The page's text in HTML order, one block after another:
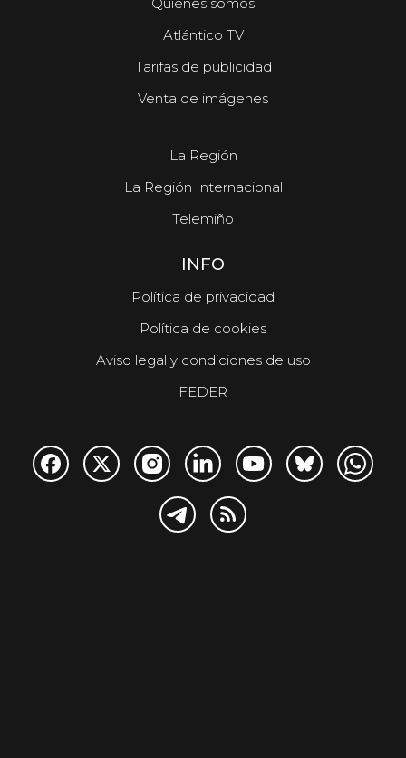
Atlántico TV
Tarifas de publicidad
Venta de imágenes
La Región
La Región Internacional
Telemiño
INFO
Política de privacidad
Política de cookies
Aviso legal y condiciones de uso
FEDER